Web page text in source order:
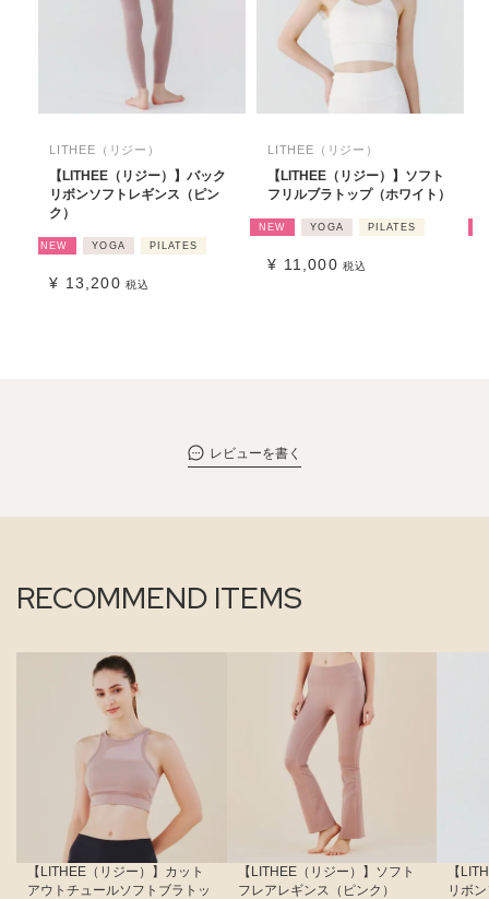
LITHEE（リジー）
【LITHEE（リジー）】バック
リボンソフトレギンス（ピン
ク）
NEW YOGA PILATES
¥ 13,200 税込
LITHEE（リジー）
【LITHEE（リジー）】ソフト
フリルブラトップ（ホワイト）
NEW YOGA PILATES
¥ 11,000 税込
レビューを書く
RECOMMEND ITEMS
【LITHEE（リジー）】カット
アウトチュールソフトブラトッ
【LITHEE（リジー）】ソフト
フレアレギンス（ピンク）
【
リボ